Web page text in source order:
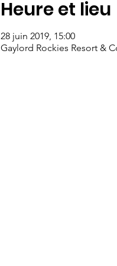
Heure et lieu
28 juin 2019, 15:00
Gaylord Rockies Resort &